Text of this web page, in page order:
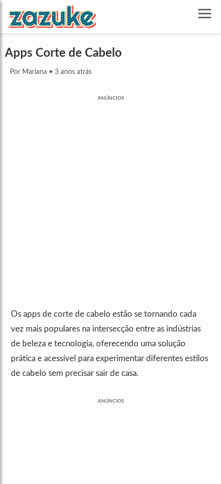
Apps Corte de Cabelo
Por Mariana • 3 anos atrás
ANÚNCIOS
Os apps de corte de cabelo estão se tornando cada
vez mais populares na intersecção entre as indústrias
de beleza e tecnologia, oferecendo uma solução
prática e acessível para experimentar diferentes estilos
de cabelo sem precisar sair de casa.
ANÚNCIOS